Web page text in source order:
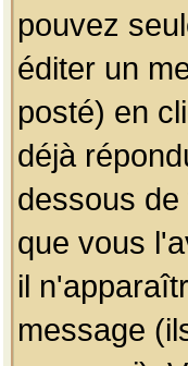
pouvez
éditer un
posté) en
déjà
dessous
que vous
il
message